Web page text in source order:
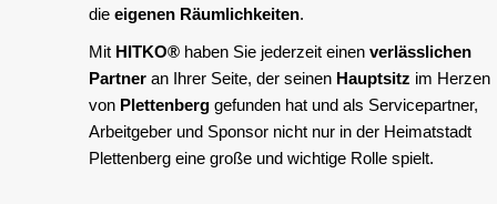
die eigenen Räumlichkeiten.
Mit HITKO® haben Sie jederzeit einen verlässlichen
Partner an Ihrer Seite, der seinen Hauptsitz im Herzen
von Plettenberg gefunden hat und als Servicepartner,
Arbeitgeber und Sponsor nicht nur in der Heimatstadt
Plettenberg eine große und wichtige Rolle spielt.